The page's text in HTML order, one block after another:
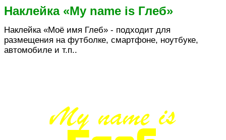
Наклейка «My name is Глеб»
Наклейка «Моё имя Глеб» - подходит для
размещения на футболке, смартфоне, ноутбуке,
автомобиле и т.п..